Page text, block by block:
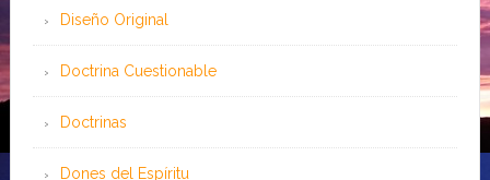
Diseño Original
Doctrina Cuestionable
Doctrinas
Dones del Espíritu